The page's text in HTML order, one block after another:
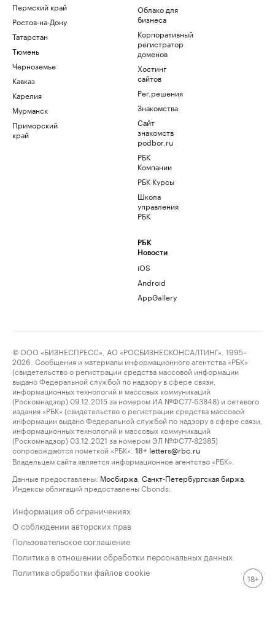
Пермский край
Ростов-на-Дону
Татарстан
Тюмень
Черноземье
Кавказ
Карелия
Мурманск
Приморский
край
Облако для
бизнеса
Корпоративный
регистратор
доменов
Хостинг
сайтов
Рег.решения
Знакомства
Сайт
знакомств
podbor.ru
РБК
Компании
РБК Курсы
Школа
управления
РБК
РБК
Новости
iOS
Android
AppGallery
© ООО «БИЗНЕСПРЕСС», АО «РОСБИЗНЕСКОНСАЛТИНГ», 1995–
2026. Сообщения и материалы информационного агентства «РБК»
(свидетельство о регистрации средства массовой информации
выдано Федеральной службой по надзору в сфере связи,
информационных технологий и массовых коммуникаций
(Роскомнадзор) 09.12.2015 за номером ИА №ФС77-63848) и сетевого
издания «РБК» (свидетельство о регистрации средства массовой
информации выдано Федеральной службой по надзору в сфере связи,
информационных технологий и массовых коммуникаций
(Роскомнадзор) 03.12.2021 за номером ЭЛ №ФС77-82385)
сопровождаются пометкой «РБК».
18+ letters@rbc.ru
Владельцем сайта является информационное агентство «РБК».
Данные предоставлены: Мосбиржа Санкт-Петербургская биржа
Индексы облигаций предоставлены Cbonds.
Информация об ограничениях
О соблюдении авторских прав
Пользовательское соглашение
Политика в отношении обработки персональных данных
Политика обработки файлов cookie
18+